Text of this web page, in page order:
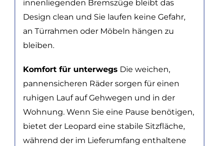
innenliegenden Bremszüge bleibt das
Design clean und Sie laufen keine Gefahr,
an Türrahmen oder Möbeln hängen zu
bleiben.
Komfort für unterwegs Die weichen,
pannensicheren Räder sorgen für einen
ruhigen Lauf auf Gehwegen und in der
Wohnung. Wenn Sie eine Pause benötigen,
bietet der Leopard eine stabile Sitzfläche,
während der im Lieferumfang enthaltene